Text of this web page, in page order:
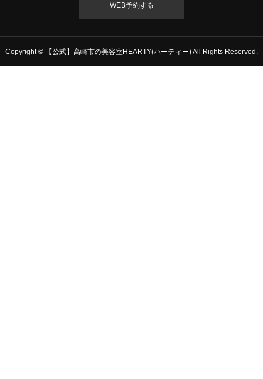
WEB予約する
Copyright © 【公式】高崎市の美容室HEARTY(ハーティー) All Rights Reserved.